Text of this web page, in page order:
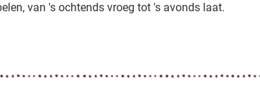
van 's ochtends vroeg tot 's avonds laat.